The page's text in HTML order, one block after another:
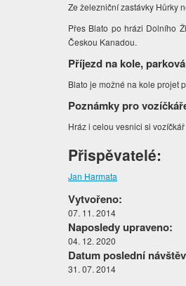
Ze železniční zastávky Hůrky
Přes Blato po hrázi Dolního
Českou Kanadou.
Příjezd na kole,
Blato je možné na kole projet
Poznámky pro
Hráz i celou vesnici si
Přispěvatelé:
Jan Harmata
Vytvořeno:
07. 11. 2014
Naposledy upraveno:
04. 12. 2020
Datum poslední
31. 07. 2014